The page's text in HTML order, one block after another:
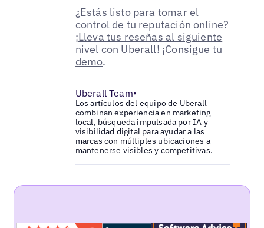
¿Estás listo para tomar el
control de tu reputación online?
¡Lleva tus reseñas al siguiente
nivel con Uberall! ¡Consigue tu
demo.
Uberall Team•
Los artículos del equipo de Uberall
combinan experiencia en marketing
local, búsqueda impulsada por IA y
visibilidad digital para ayudar a las
marcas con múltiples ubicaciones a
mantenerse visibles y competitivas.